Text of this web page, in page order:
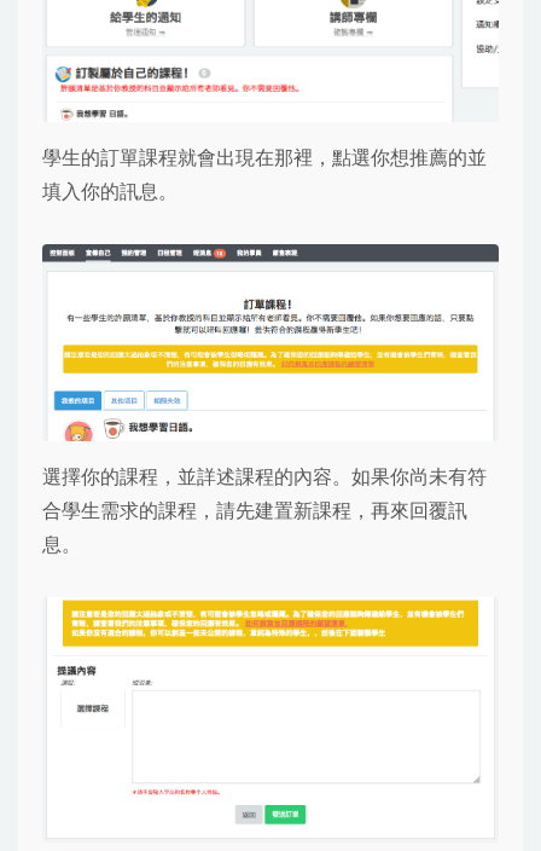
學生的訂單課程就會出現在那裡，點選你想推薦的並
填入你的訊息。
選擇你的課程，並詳述課程的內容。如果你尚未有符
合學生需求的課程，請先建置新課程，再來回覆訊
息。